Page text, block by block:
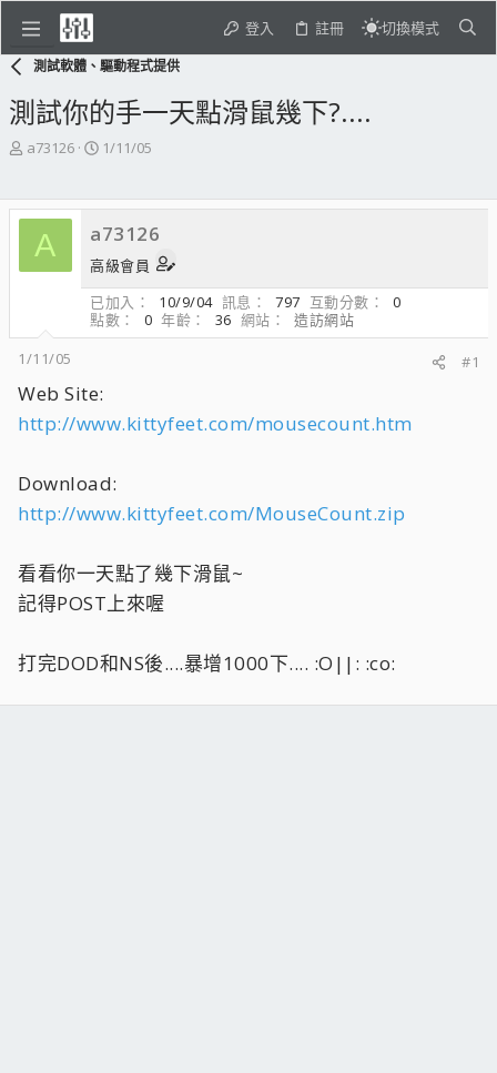
登入 註冊 切換模式
測試軟體、驅動程式提供
測試你的手一天點滑鼠幾下?....
主
起
a73126
開
期
1/11/05
A a73126
高級會員
已加入
10/9/04 訊息 797 互動分數
0
點數
0 年齡 36 網站
造訪網站
1/11/05
#1
Web Site:
http://www.kittyfeet.com/mousecount.htm
Download:
http://www.kittyfeet.com/MouseCount.zip
看看你一天點了幾下滑鼠~
記得POST上來喔
打完DOD和NS後....暴增1000下.... :O||: :co: